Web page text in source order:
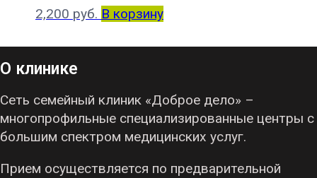
2,200 руб. В корзину
О клинике
Сеть семейный клиник «Доброе дело» –
многопрофильные специализированные центры с
большим спектром медицинских услуг.
Прием осуществляется по предварительной